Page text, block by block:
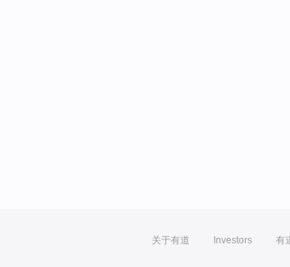
关于有道 Investors 有